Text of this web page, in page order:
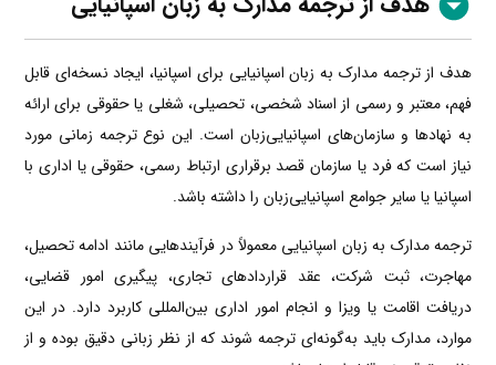
هدف از ترجمه مدارک به زبان اسپانیایی برای اسپانیا، ایجاد نسخه‌ای قابل
فهم، معتبر و رسمی از اسناد شخصی، تحصیلی، شغلی یا حقوقی برای ارائه
به نهادها و سازمان‌های اسپانیایی‌زبان است. این نوع ترجمه زمانی مورد
نیاز است که فرد یا سازمان قصد برقراری ارتباط رسمی، حقوقی یا اداری با
اسپانیا یا سایر جوامع اسپانیایی‌زبان را داشته باشد.
ترجمه مدارک به زبان اسپانیایی معمولاً در فرآیندهایی مانند ادامه تحصیل،
مهاجرت، ثبت شرکت، عقد قراردادهای تجاری، پیگیری امور قضایی،
دریافت اقامت یا ویزا و انجام امور اداری بین‌المللی کاربرد دارد. در این
موارد، مدارک باید به‌گونه‌ای ترجمه شوند که از نظر زبانی دقیق بوده و از